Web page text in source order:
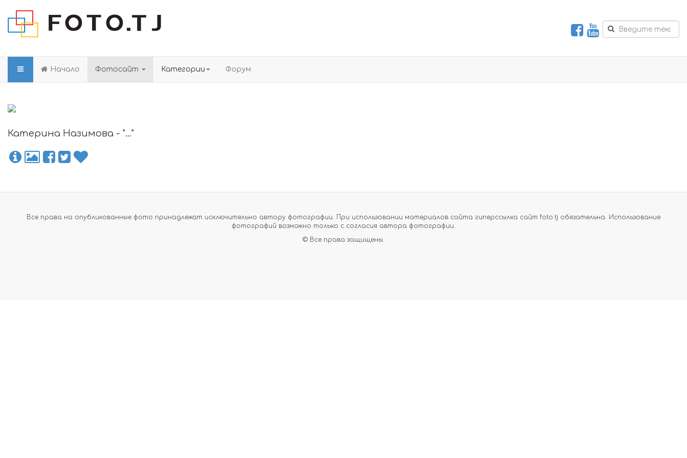
Начало Фотосайт Категории Форум
Катерина Назимова - "..."
Все права на опубликованные фото принадлежат исключительно автору фотографии. При использовании материалов сайта гиперссылка сайт foto.tj обязательна. Использование
фотографий возможно только с согласия автора фотографии.
© Все права защищены.